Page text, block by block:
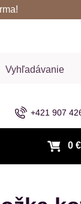
+421 907
0 €